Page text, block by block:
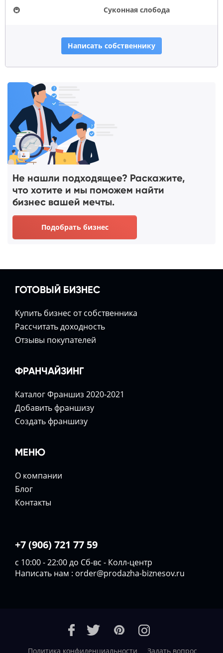
🚇
Суконная слобода
Написать собственнику
Не нашли подходящее? Раскажите,
что хотите и мы поможем найти
бизнес вашей мечты.
Подобрать бизнес
ГОТОВЫЙ БИЗНЕС
Купить бизнес от собственника
Расcчитать доходность
Отзывы покупателей
ФРАНЧАЙЗИНГ
Каталог Франшиз 2020-2021
Добавить франшизу
Создать франшизу
МЕНЮ
О компании
Блог
Контакты
+7 (906) 721 77 59
с 10:00 - 22:00 до Сб-вс - Колл-центр
Написать нам : order@prodazha-biznesov.ru
Политика конфиденциальности Задать вопрос